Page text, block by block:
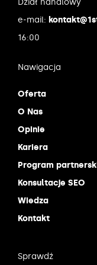
Dział handlowy
e-mail:
16:00
Nawigacja
Oferta
O Nas
Opinie
Kariera
Program
Konsultacje SEO
Wiedza
Kontakt
Sprawdź